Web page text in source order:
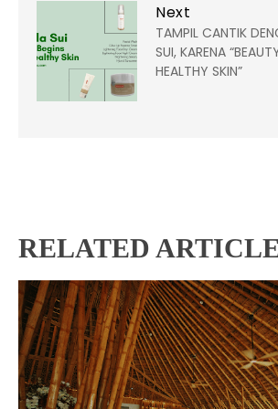
Next
TAMPIL CANTIK
SUI, KARENA
HEALTHY SKIN”
RELATED